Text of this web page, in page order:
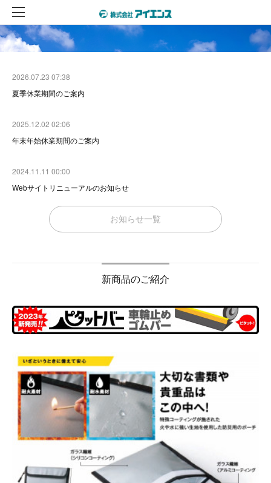
2026.07.23 07:38
夏季休業期間のご案内
2025.12.02 02:06
年末年始休業期間のご案内
2024.11.11 00:00
Webサイトリニューアルのお知らせ
お知らせ一覧
新商品のご紹介